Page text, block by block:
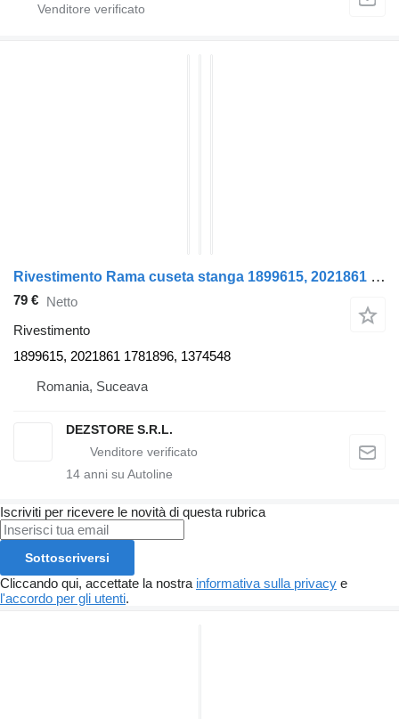
Rivestimento Rama cuseta stanga 1899615, 2021861 per trattore stradale DAF CF85
79 € Netto
Rivestimento
1899615, 2021861 1781896, 1374548
Romania, Suceava
DEZSTORE S.R.L.
14 anni su Autoline
Iscriviti per ricevere le novità di questa rubrica
Sottoscriversi
Cliccando qui, accettate la nostra informativa sulla privacy e
l'accordo per gli utenti.